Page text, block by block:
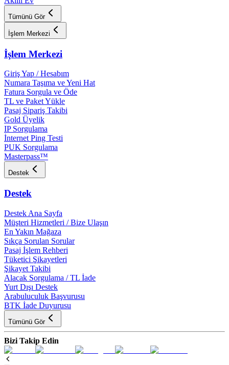
Tümünü Gör
İşlem Merkezi
İşlem Merkezi
Giriş Yap / Hesabım
Numara Taşıma ve Yeni Hat
Fatura Sorgula ve Öde
TL ve Paket Yükle
Pasaj Sipariş Takibi
Gold Üyelik
IP Sorgulama
İnternet Ping Testi
PUK Sorgulama
Masterpass™
Destek
Destek
Destek Ana Sayfa
Müşteri Hizmetleri / Bize Ulaşın
En Yakın Mağaza
Sıkça Sorulan Sorular
Pasaj İşlem Rehberi
Tüketici Şikayetleri
Şikayet Takibi
Alacak Sorgulama / TL İade
Yurt Dışı Destek
Arabuluculuk Başvurusu
BTK İade Duyurusu
Tümünü Gör
Bizi Takip Edin